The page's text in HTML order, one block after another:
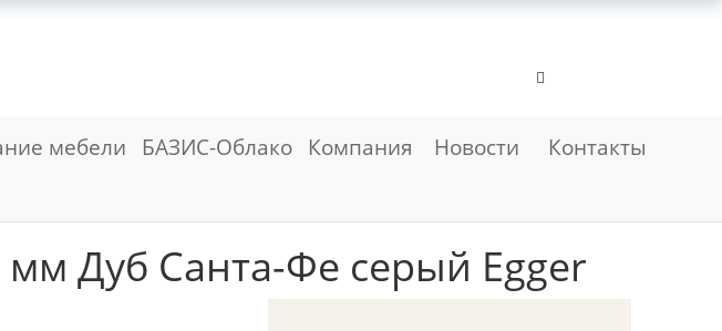
мебели БАЗИС-Облако Компания Новости Контакты
Дуб Санта-Фе серый Egger